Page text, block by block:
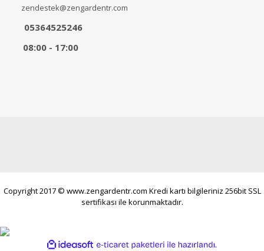
zendestek@zengardentr.com
05364525246
08:00 - 17:00
Copyright 2017 © www.zengardentr.com Kredi kartı bilgileriniz 256bit SSL
sertifikası ile korunmaktadır.
ideasoft e-